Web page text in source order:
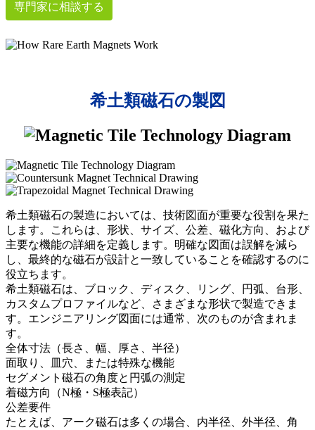
専門家に相談する
希土類磁石の製図
希土類磁石の製造においては、技術図面が重要な役割を果た
します。これらは、形状、サイズ、公差、磁化方向、および
主要な機能の詳細を定義します。明確な図面は誤解を減ら
し、最終的な磁石が設計と一致していることを確認するのに
役立ちます。
希土類磁石は、ブロック、ディスク、リング、円弧、台形、
カスタムプロファイルなど、さまざまな形状で製造できま
す。エンジニアリング図面には通常、次のものが含まれま
す。
全体寸法（長さ、幅、厚さ、半径）
面取り、皿穴、または特殊な機能
セグメント磁石の角度と円弧の測定
着磁方向（N極・S極表記）
公差要件
たとえば、アーク磁石は多くの場合、内半径、外半径、角